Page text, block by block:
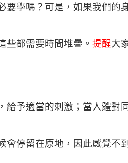
學嗎？可是，如果我們的
些都需要時間堆疊。 提醒大
給予適當的刺激；當人體
停留在原地，因此感覺不